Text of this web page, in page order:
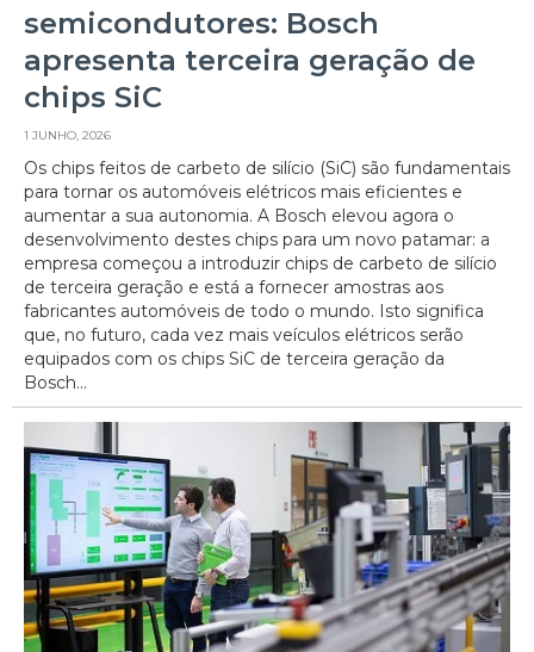
semicondutores: Bosch
apresenta terceira geração de
chips SiC
1 JUNHO, 2026
Os chips feitos de carbeto de silício (SiC) são fundamentais
para tornar os automóveis elétricos mais eficientes e
aumentar a sua autonomia. A Bosch elevou agora o
desenvolvimento destes chips para um novo patamar: a
empresa começou a introduzir chips de carbeto de silício
de terceira geração e está a fornecer amostras aos
fabricantes automóveis de todo o mundo. Isto significa
que, no futuro, cada vez mais veículos elétricos serão
equipados com os chips SiC de terceira geração da
Bosch...